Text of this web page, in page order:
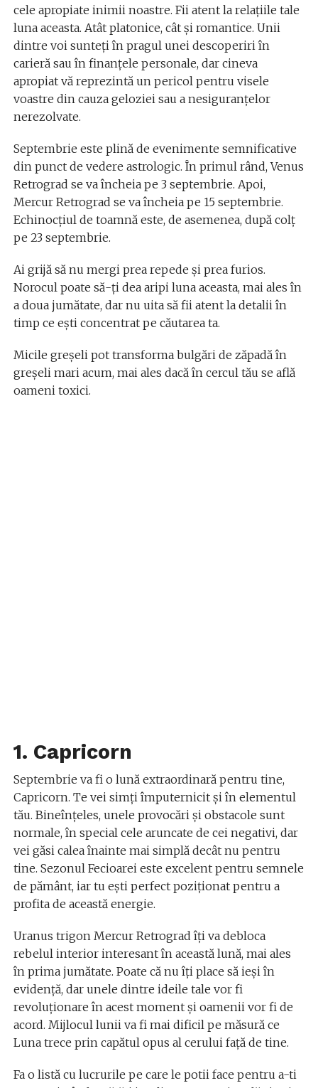
cele apropiate inimii noastre. Fii atent la relațiile tale
luna aceasta. Atât platonice, cât și romantice. Unii
dintre voi sunteți în pragul unei descoperiri în
carieră sau în finanțele personale, dar cineva
apropiat vă reprezintă un pericol pentru visele
voastre din cauza geloziei sau a nesiguranțelor
nerezolvate.
Septembrie este plină de evenimente semnificative
din punct de vedere astrologic. În primul rând, Venus
Retrograd se va încheia pe 3 septembrie. Apoi,
Mercur Retrograd se va încheia pe 15 septembrie.
Echinocțiul de toamnă este, de asemenea, după colț
pe 23 septembrie.
Ai grijă să nu mergi prea repede și prea furios.
Norocul poate să-ți dea aripi luna aceasta, mai ales în
a doua jumătate, dar nu uita să fii atent la detalii în
timp ce ești concentrat pe căutarea ta.
Micile greșeli pot transforma bulgări de zăpadă în
greșeli mari acum, mai ales dacă în cercul tău se află
oameni toxici.
1. Capricorn
Septembrie va fi o lună extraordinară pentru tine,
Capricorn. Te vei simți împuternicit și în elementul
tău. Bineînțeles, unele provocări și obstacole sunt
normale, în special cele aruncate de cei negativi, dar
vei găsi calea înainte mai simplă decât nu pentru
tine. Sezonul Fecioarei este excelent pentru semnele
de pământ, iar tu ești perfect poziționat pentru a
profita de această energie.
Uranus trigon Mercur Retrograd îți va debloca
rebelul interior interesant în această lună, mai ales
în prima jumătate. Poate că nu îți place să ieși în
evidență, dar unele dintre ideile tale vor fi
revoluționare în acest moment și oamenii vor fi de
acord. Mijlocul lunii va fi mai dificil pe măsură ce
Luna trece prin capătul opus al cerului față de tine.
Fa o listă cu lucrurile pe care le potii face pentru a-ti